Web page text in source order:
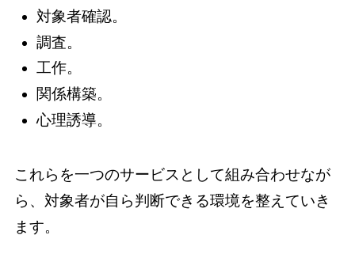
対象者確認。
調査。
工作。
関係構築。
心理誘導。
これらを一つのサービスとして組み合わせなが
ら、対象者が自ら判断できる環境を整えていき
ます。